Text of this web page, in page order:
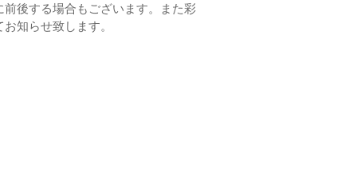
後する場合もございます。また彩
知らせ致します。